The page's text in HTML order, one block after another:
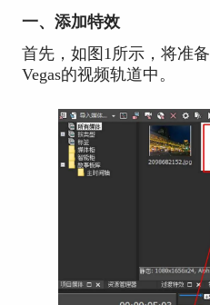
一、添加特效
首先，如图1所示，将准
Vegas的视频轨道中。